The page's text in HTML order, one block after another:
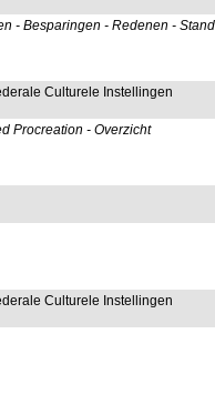
- Besparingen - Redenen -
Culturele Instellingen
Procreation - Overzicht
Culturele Instellingen